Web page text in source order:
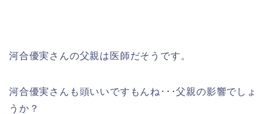
河合優実さんの父親は医師だそうです。
河合優実さんも頭いいですもんね･･･父親の影響でしょ
うか？